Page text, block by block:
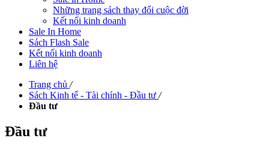
Những trang sách thay đổi cuộc đời
Kết nối kinh doanh
Sale In Home
Sách Flash Sale
Kết nối kinh doanh
Liên hệ
Trang chủ /
Sách Kinh tế - Tài chính - Đầu tư /
Đầu tư
Đầu tư